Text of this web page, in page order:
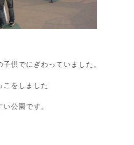
供でにぎわっていました。
こをしました
公園です。